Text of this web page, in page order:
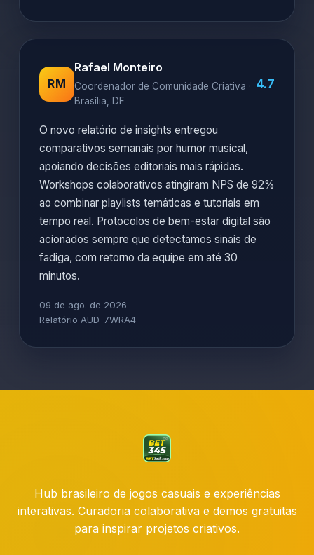
RM
Rafael Monteiro
Coordenador de Comunidade Criativa ·
Brasília, DF
4.7
O novo relatório de insights entregou
comparativos semanais por humor musical,
apoiando decisões editoriais mais rápidas.
Workshops colaborativos atingiram NPS de 92%
ao combinar playlists temáticas e tutoriais em
tempo real. Protocolos de bem-estar digital são
acionados sempre que detectamos sinais de
fadiga, com retorno da equipe em até 30
minutos.
09 de ago. de 2026
Relatório AUD-7WRA4
Hub brasileiro de jogos casuais e experiências
interativas. Curadoria colaborativa e demos gratuitas
para inspirar projetos criativos.